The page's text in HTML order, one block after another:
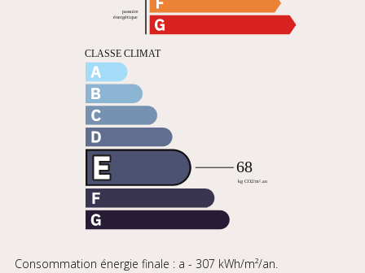
Consommation énergie finale : a - 307 kWh/m²/an.